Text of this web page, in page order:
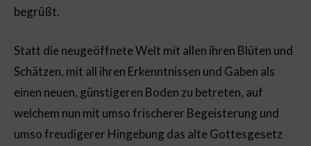
begrüßt.
Statt die neugeöffnete Welt mit allen ihren Blüten und
Schätzen, mit all ihren Erkenntnissen und Gaben als
einen neuen, günstigeren Boden zu betreten, auf
welchem nun mit umso frischerer Begeisterung und
umso freudigerer Hingebung das alte Gottesgesetz